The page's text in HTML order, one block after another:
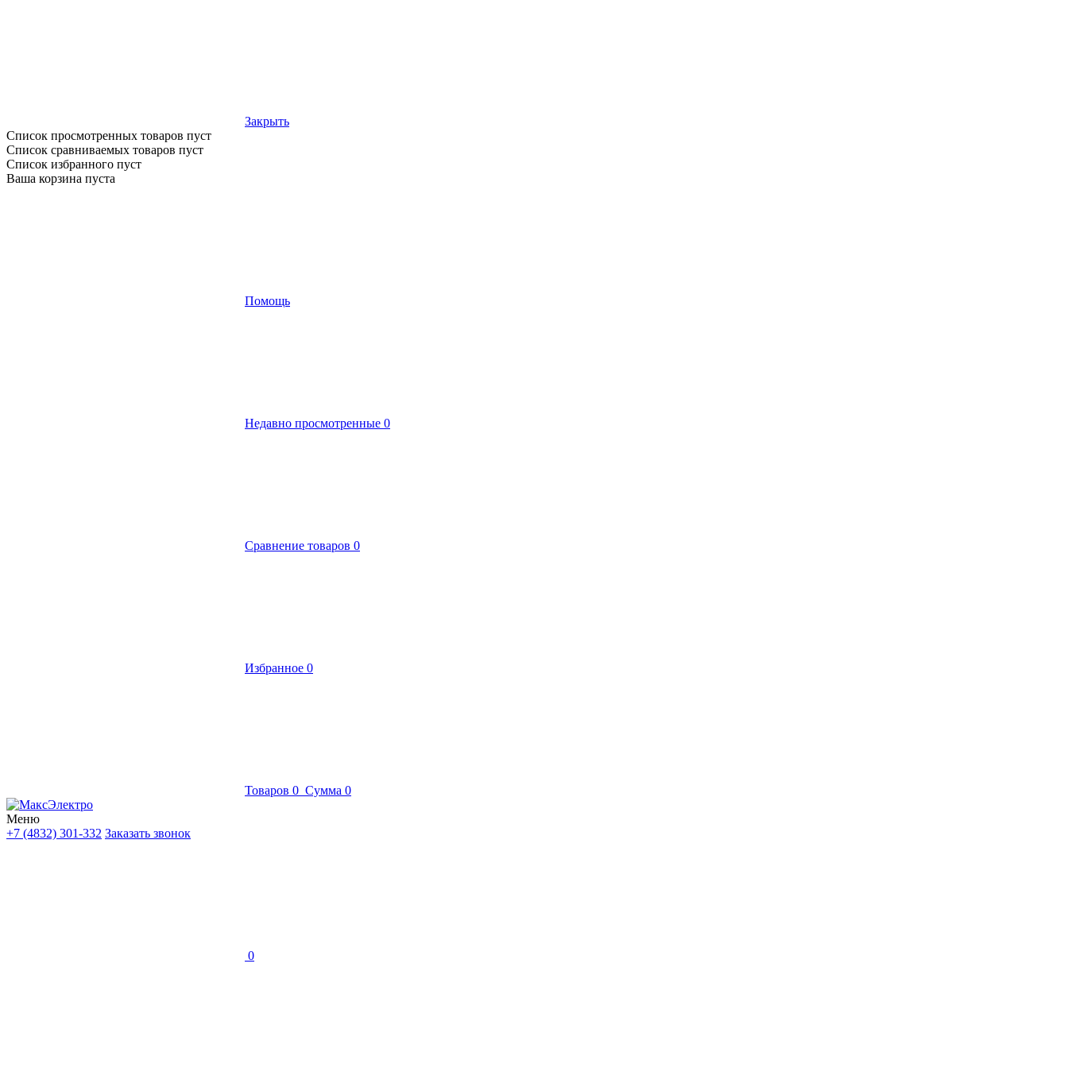
Закрыть
Список просмотренных товаров пуст
Список сравниваемых товаров пуст
Список избранного пуст
Ваша корзина пуста
Помощь
Недавно просмотренные 0
Сравнение товаров 0
Избранное 0
Товаров 0 Сумма 0
Меню
+7 (4832) 301-332 Заказать звонок
0